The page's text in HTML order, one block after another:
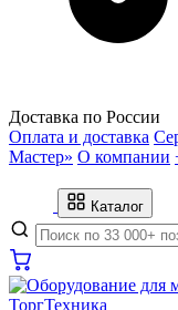
Доставка по России
Оплата и доставка
Мастер» О компании
Каталог